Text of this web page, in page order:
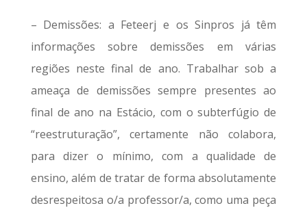
– Demissões: a Feteerj e os Sinpros já têm
informações sobre demissões em várias
regiões neste final de ano. Trabalhar sob a
ameaça de demissões sempre presentes ao
final de ano na Estácio, com o subterfúgio de
“reestruturação”, certamente não colabora,
para dizer o mínimo, com a qualidade de
ensino, além de tratar de forma absolutamente
desrespeitosa o/a professor/a, como uma peça